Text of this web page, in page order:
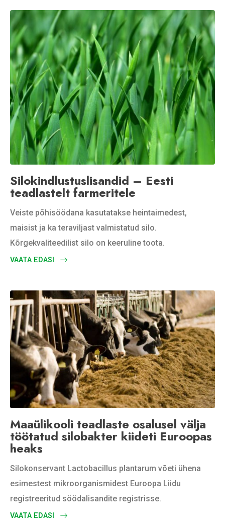
Silokindlustuslisandid – Eesti
teadlastelt farmeritele
Veiste põhisöödana kasutatakse heintaimedest,
maisist ja ka teraviljast valmistatud silo.
Kõrgekvaliteedilist silo on keeruline toota.
VAATA EDASI
Maaülikooli teadlaste osalusel välja
töötatud silobakter kiideti Euroopas
heaks
Silokonservant Lactobacillus plantarum võeti ühena
esimestest mikroorganismidest Euroopa Liidu
registreeritud söödalisandite registrisse.
VAATA EDASI